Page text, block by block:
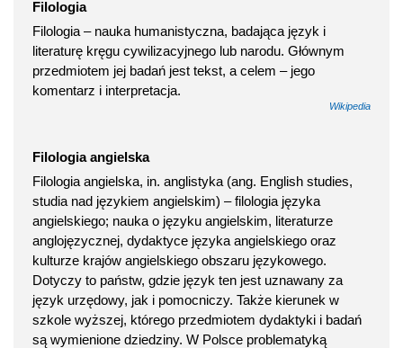
Filologia
Filologia – nauka humanistyczna, badająca język i
literaturę kręgu cywilizacyjnego lub narodu. Głównym
przedmiotem jej badań jest tekst, a celem – jego
komentarz i interpretacja.
Wikipedia
Filologia angielska
Filologia angielska, in. anglistyka (ang. English studies,
studia nad językiem angielskim) – filologia języka
angielskiego; nauka o języku angielskim, literaturze
anglojęzycznej, dydaktyce języka angielskiego oraz
kulturze krajów angielskiego obszaru językowego.
Dotyczy to państw, gdzie język ten jest uznawany za
język urzędowy, jak i pomocniczy. Także kierunek w
szkole wyższej, którego przedmiotem dydaktyki i badań
są wymienione dziedziny. W Polsce problematyką